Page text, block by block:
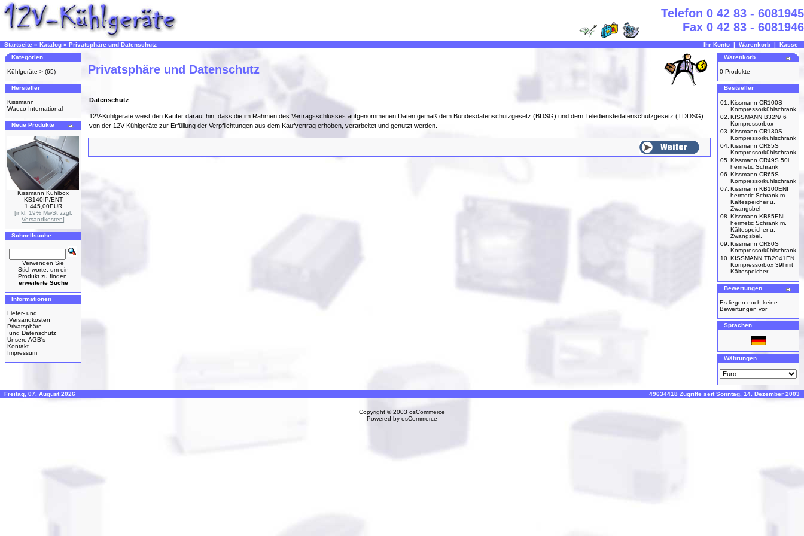
Telefon 0 42 83 - 6081945
Fax 0 42 83 - 6081946
Startseite » Katalog » Privatsphäre und Datenschutz Ihr Konto | Warenkorb | Kasse
Kategorien
Kühlgeräte-> (65)
Hersteller
Kissmann
Waeco International
Neue Produkte
Kissmann Kühlbox
KB140IP/ENT
1.445,00EUR
[inkl. 19% MwSt zzgl.
Versandkosten]
Schnellsuche
Verwenden Sie
Stichworte, um ein
Produkt zu finden.
erweiterte Suche
Informationen
Liefer- und
Versandkosten
Privatsphäre
und Datenschutz
Unsere AGB's
Kontakt
Impressum
Privatsphäre und Datenschutz
Datenschutz
12V-Kühlgeräte weist den Käufer darauf hin, dass die im Rahmen des Vertragsschlusses aufgenommenen Daten gemäß dem Bundesdatenschutzgesetz (BDSG) und dem Teledienstedatenschutzgesetz (TDDSG)
von der 12V-Kühlgeräte zur Erfüllung der Verpflichtungen aus dem Kaufvertrag erhoben, verarbeitet und genutzt werden.
Warenkorb
0 Produkte
Bestseller
01.
Kissmann CR100S
Kompressorkühlschrank
02. KISSMANN B32N/ 6
Kompressorbox
03. Kissmann CR130S
Kompressorkühlschrank
04. Kissmann CR85S
Kompressorkühlschrank
05. Kissmann CR49S 50l
hermetic Schrank
06. Kissmann CR65S
Kompressorkühlschrank
07. Kissmann KB100ENI
hermetic Schrank m.
Kältespeicher u.
Zwangsbel
08. Kissmann KB85ENI
hermetic Schrank m.
Kältespeicher u.
Zwangsbel.
09. Kissmann CR80S
Kompressorkühlschrank
10. KISSMANN TB2041EN
Kompressorbox 39l mit
Kältespeicher
Bewertungen
Es liegen noch keine
Bewertungen vor
Sprachen
Währungen
Freitag, 07. August 2026 49634418 Zugriffe seit Sonntag, 14. Dezember 2003
Copyright © 2003 osCommerce
Powered by osCommerce